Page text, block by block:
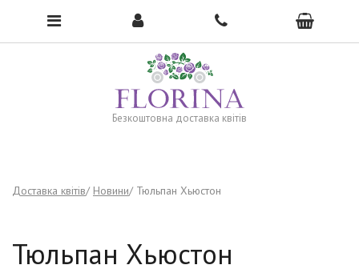
Безкоштовна доставка квітів
To open the menu, click here →
Доставка квітів Новини Тюльпан Хьюстон
Тюльпан Хьюстон